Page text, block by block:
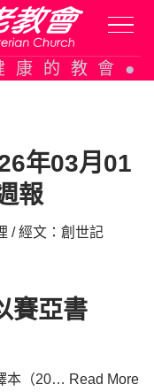
康的教會
年03月01
報
/ 經文：創世記
賽亞書
本（20… Read More